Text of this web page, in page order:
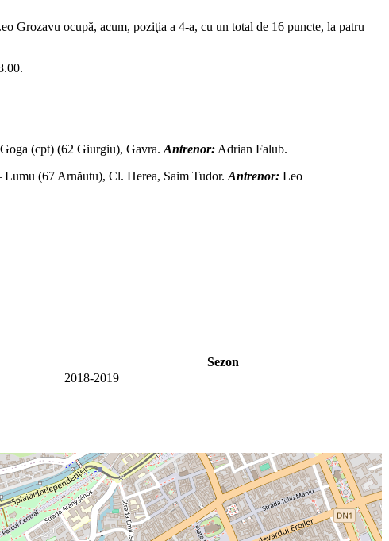
Grozavu ocupă, acum, poziţia a 4-a, cu un total de 16 puncte, la patru
(cpt) (62 Giurgiu), Gavra. Antrenor: Adrian Falub.
(67 Arnăutu), Cl. Herea, Saim Tudor. Antrenor: Leo
Sezon
2018-2019